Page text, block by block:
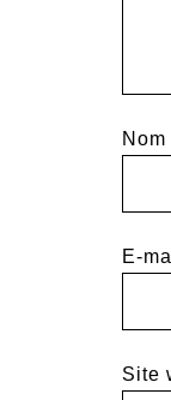
Nom
E-
Site